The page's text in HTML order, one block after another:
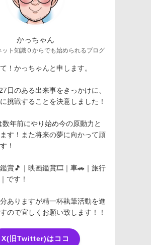
かっちゃん
ット知識０からでも始められるブログ
！かっちゃんと申します。
日のある出来事をきっかけに、
挑戦することを決意しました！
年前にやり始め今の原動力と
す！また将来の夢に向かって頑
！
賞🎵｜映画鑑賞🎞️｜車🚗｜旅行
です！
ありますが精一杯執筆活動を進
ので宜しくお願い致します！！
X(旧Twitter)はココ